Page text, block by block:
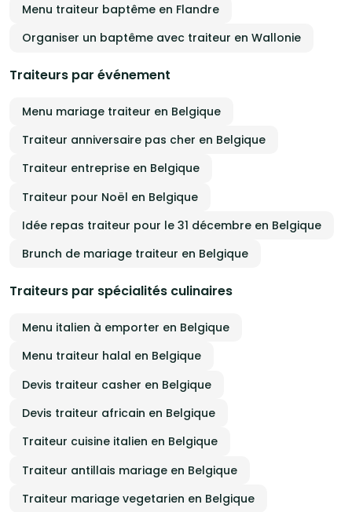
Menu traiteur baptême en Flandre
Organiser un baptême avec traiteur en Wallonie
Traiteurs par événement
Menu mariage traiteur en Belgique
Traiteur anniversaire pas cher en Belgique
Traiteur entreprise en Belgique
Traiteur pour Noël en Belgique
Idée repas traiteur pour le 31 décembre en Belgique
Brunch de mariage traiteur en Belgique
Traiteurs par spécialités culinaires
Menu italien à emporter en Belgique
Menu traiteur halal en Belgique
Devis traiteur casher en Belgique
Devis traiteur africain en Belgique
Traiteur cuisine italien en Belgique
Traiteur antillais mariage en Belgique
Traiteur mariage vegetarien en Belgique